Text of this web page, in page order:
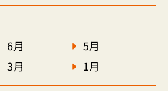
6月
5月
3月 1月